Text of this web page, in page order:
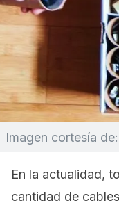
Imagen cortesía
En la actualidad,
cantidad de